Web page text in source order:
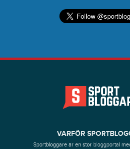
VARFÖR
Sportbloggare är en stor bloggportal